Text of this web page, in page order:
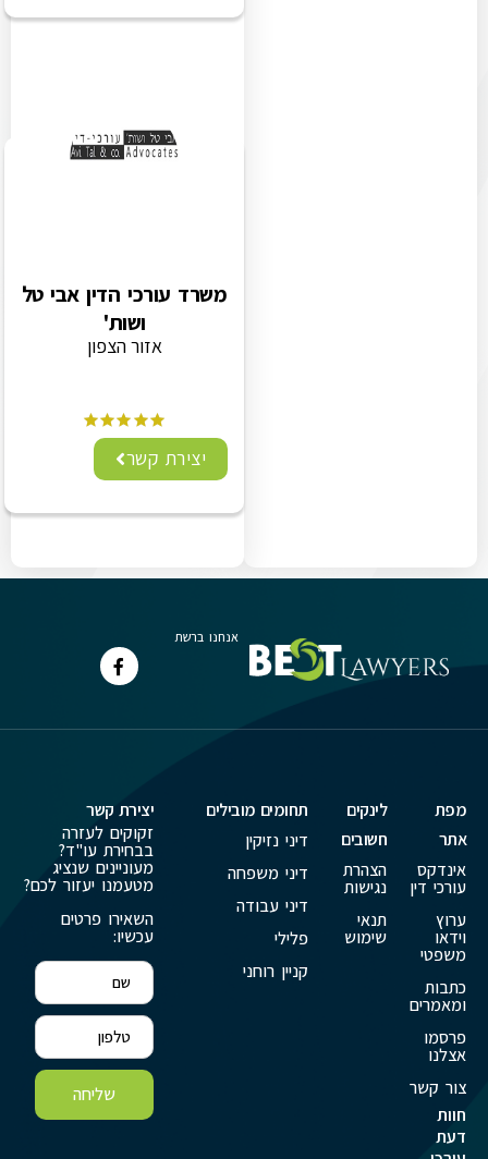
משרד עורכי הדין אבי טל
ושות'
אזור הצפון
יצירת קשר
אנחנו ברשת
מפת
אתר
אינדקס
עורכי דין
ערוץ
וידאו
משפטי
כתבות
ומאמרים
פרסמו
אצלנו
צור קשר
חוות
דעת
לינקים
חשובים
הצהרת
נגישות
תנאי
שימוש
תחומים מובילים
דיני נזיקין
דיני משפחה
דיני עבודה
פלילי
קניין רוחני
יצירת קשר
זקוקים לעזרה
בבחירת עו"ד?
מעוניינים שנציג
מטעמנו יעזור לכם?
השאירו פרטים
עכשיו:
שליחה